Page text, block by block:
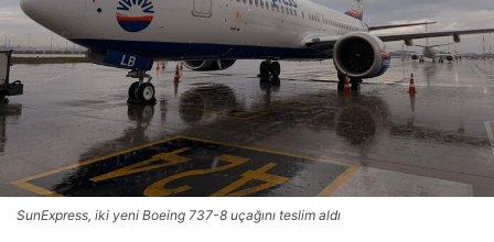
SunExpress, iki yeni Boeing 737-8 uçağını teslim aldı